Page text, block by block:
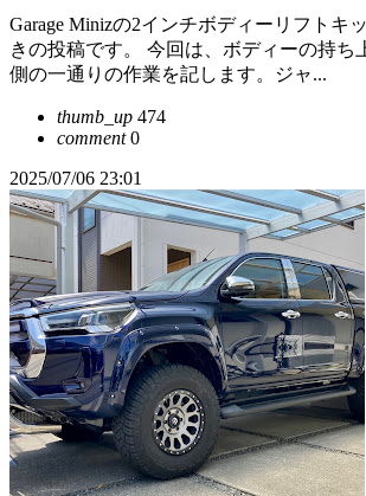
Garage Minizの2インチボディーリフトキ
きの投稿です。 今回は、ボディーの持ち
側の一通りの作業を記します。ジャ...
thumb_up 474
comment0
2025/07/06 23:01